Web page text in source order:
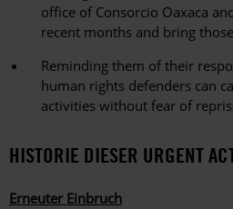
office of Consorcio Oaxaca
recent months and bring
Reminding them of their
human rights defenders can
activities without fear of
HISTORIE DIESER URGENT
Erneuter Einbruch